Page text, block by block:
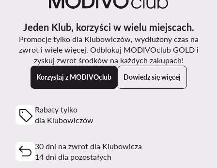
Jeden Klub, korzyści w wielu miejscach.
Promocje tylko dla Klubowiczów, wydłużony czas na
zwrot i wiele więcej. Odblokuj MODIVOclub GOLD i
zyskuj zwrot środków na każdych zakupach!
Korzystaj z MODIVOclub Dowiedz się więcej
Rabaty tylko
dla Klubowiczów
30 dni na zwrot dla Klubowicza
14 dni dla pozostałych